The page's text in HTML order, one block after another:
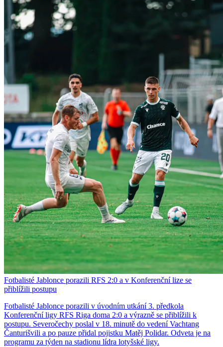
Fotbalisté Jablonce porazili RFS 2:0 a v Konferenční lize se
přiblížili postupu
Fotbalisté Jablonce porazili v úvodním utkání 3. předkola
Konferenční ligy RFS Riga doma 2:0 a výrazně se přiblížili k
postupu. Severočechy poslal v 18. minutě do vedení Vachtang
Čanturišvili a po pauze přidal pojistku Matěj Polidar. Odveta je na
programu za týden na stadionu lídra lotyšské ligy.